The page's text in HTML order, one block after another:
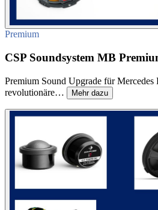
Premium
CSP Soundsystem MB
Premium Sound Upgrade für Mercedes
revolutionäre…
Mehr dazu